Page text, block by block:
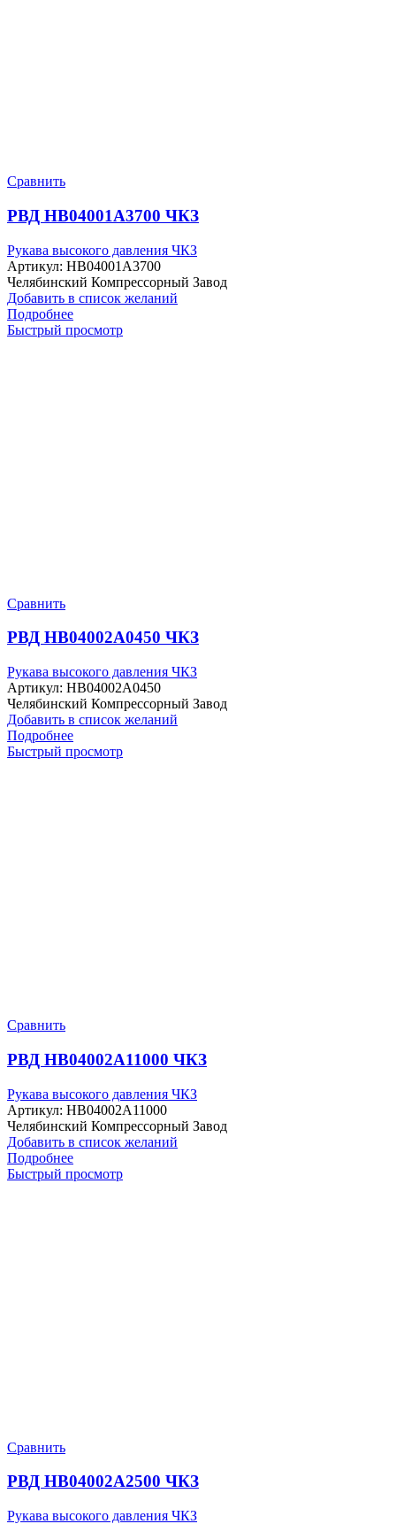
Сравнить
РВД HB04001A3700 ЧКЗ
Рукава высокого давления ЧКЗ
Артикул: HB04001A3700
Челябинский Компрессорный Завод
Добавить в список желаний
Подробнее
Быстрый просмотр
Сравнить
РВД HB04002A0450 ЧКЗ
Рукава высокого давления ЧКЗ
Артикул: HB04002A0450
Челябинский Компрессорный Завод
Добавить в список желаний
Подробнее
Быстрый просмотр
Сравнить
РВД HB04002A11000 ЧКЗ
Рукава высокого давления ЧКЗ
Артикул: HB04002A11000
Челябинский Компрессорный Завод
Добавить в список желаний
Подробнее
Быстрый просмотр
Сравнить
РВД HB04002A2500 ЧКЗ
Рукава высокого давления ЧКЗ